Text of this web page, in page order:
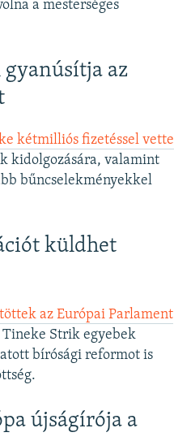
a mesterséges
az
kétmilliós fizetéssel vette
kidolgozására, valamint
bűncselekményekkel
küldhet
az Európai Parlament
Strik egyebek
bírósági reformot is
újságírója a